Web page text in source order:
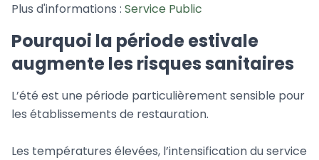
Plus d'informations : Service Public
Pourquoi la période estivale
augmente les risques sanitaires
L’été est une période particulièrement sensible pour
les établissements de restauration.
Les températures élevées, l’intensification du service